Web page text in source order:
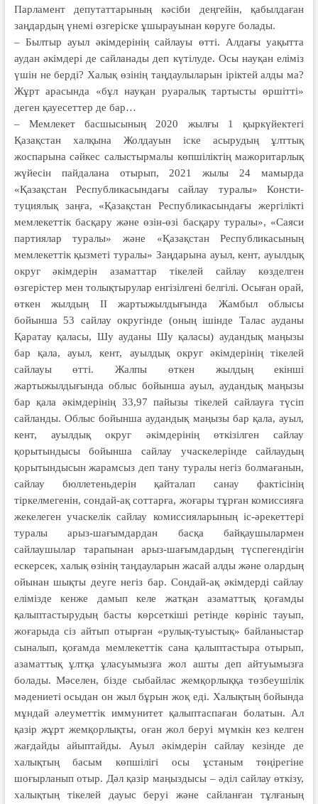
Парламент депутаттарының кәсіби деңгейін, қабылдаған
заңдардың үнемі өзгеріске ұшырауынан көруге болады.
– Былтыр ауыл әкімдерінің сай­лауы өтті. Алдағы уақытта
аудан әкім­дері де сайланады деп күтілуде. Осы науқан еліміз
үшін не берді? Халық өзінің таңдаулыларын іріктей алды ма?
Жұрт арасында «бұл науқан руара­лық тартысты өршітті»
деген қауесеттер де бар…
– Мемлекет басшысының 2020 жылғы 1 қыркүйектегі
Қазақстан хал­қына Жолдауын іске асыру­дың ұлттық
жоспарына сәйкес салыс­тырмалы көпшіліктің мажо­ритарлық
жүйесін пайдалана отырып, 2021 жылы 24 мамырда
«Қазақстан Респуб­ликасындағы сайлау туралы» Консти­
туциялық заңға, «Қазақстан Респуб­ликасындағы жергілікті
мемлекеттік басқару және өзін-өзі басқару туралы», «Саяси
пар­тиялар туралы» және «Қазақстан Республикасының
мемлекеттік қыз­меті туралы» Заңда­рына ауыл, кент, ауылдық
округ әкімдерін азаматтар тікелей сайлау көзделген
өзгерістер мен толықтырулар енгізілгені белгілі. Осыған орай,
өткен жылдың ІІ жарты­жылдығында Жамбыл облысы
бойынша 53 сайлау округінде (оның ішінде Талас ауданы
Қаратау қаласы, Шу ауданы Шу қаласы) аудандық маңызы
бар қала, ауыл, кент, ауылдық округ әкімдерінің тікелей
сайлауы өтті. Жалпы өткен жылдың екінші
жартыжылдығында облыс бойынша ауыл, аудандық маңызы
бар қала әкімдерінің 33,97 пайызы тікелей сайлауға түсіп
сайланды. Облыс бойынша аудандық маңызы бар қала, ауыл,
кент, ауылдық округ әкімдерінің өткі­зілген сайлау
қорытындысы бойын­ша сайлау учаскелерінде сай­лаудың
қорытындысын жарамсыз деп тану туралы негіз болмағанын,
сайлау бюллетеньдерін қайталап санау фактісінің
тіркелмегенін, сон­дай-ақ соттарға, жоғары тұрған комис­сияға
жекелеген учаскелік сайлау комис­сияларының іс-әрекеттері
туралы арыз-шағымдардан басқа байқаушылармен
сайлаушылар тара­пынан арыз-ша­ғым­дардың түспе­гендігін
ескерсек, халық өзінің таңдау­ларын жасай алды және олардың
ойынан шықты деуге негіз бар. Сондай-ақ әкімдерді сайлау
елімізде кенже дамып келе жатқан азаматтық қоғамды
қалыптастырудың басты көрсеткіші ретінде көрініс тауып,
жоғарыда сіз айтып отырған «рулық-туыстық» байланыстар
сыналып, қоғамда мемлекеттік сана қалыптастыра оты­рып,
азаматтық ұлтқа ұласуымызға жол ашты деп айтуымызға
болады. Мәселен, бізде сыбайлас жемқорлыққа төзбеушілік
мәдениеті осыдан он жыл бұрын жоқ еді. Халықтың бойында
мұн­дай әлеуметтік иммунитет қалып­таспаған болатын. Ал
қазір жұрт жем­қорлықты, оған жол беруі мүмкін кез келген
жағдайды айыптайды. Ауыл әкімдерін сайлау кезінде де
халық­тың басым көпшілігі осы ұстаным төңірегіне
шоғырланып отыр. Дәл қазір маңыздысы – әділ сайлау өт­кізу,
халықтың тікелей дауыс беруі және сайланған тұлғаның